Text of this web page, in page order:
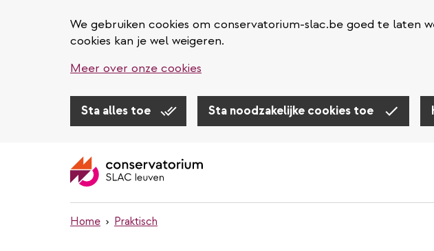
We gebruiken cookies om conservatorium-slac.be goed te laten
cookies kan je wel weigeren.
Meer over onze cookies
Sta alles toe Sta noodzakelijke cookies toe
Home Praktisch